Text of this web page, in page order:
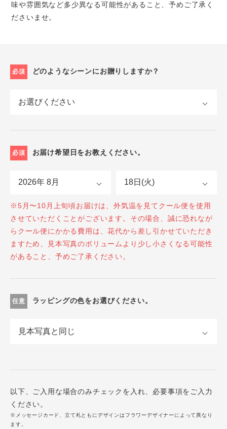
味や雰囲気など多少異なる可能性があること、予めご了承く
ださいませ。
必須 どのようなシーンにお贈りしますか？
必須 お届け希望日をお教えください。
※5月〜10月上旬頃お届けは、外気温を見てクール便を使用
させていただくことがございます。その場合、誠に恐れなが
らクール便にかかる費用は、花代から差し引かせていただき
ますため、見本写真のボリュームより少し小さくなる可能性
があること、予めご了承ください。
任意 ラッピングの色をお選びください。
以下、ご入用な場合のみチェックを入れ、必要事項をご入力
ください。
※メッセージカード、立て札ともにデザインはフラワーデザイナーによって異なり
ます。